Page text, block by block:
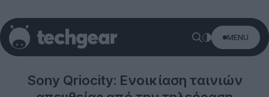
MENU
Sony Qriocity: Ενοικίαση ταινιών